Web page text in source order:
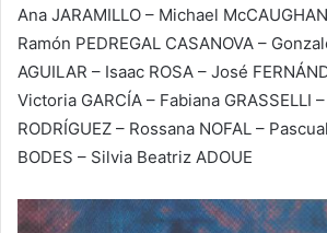
Ana JARAMILLO – Michael
Ramón PEDREGAL CASANOVA –
AGUILAR – Isaac ROSA – José
Victoria GARCÍA – Fabiana GRASSELLI
RODRÍGUEZ – Rossana NOFAL –
BODES – Silvia Beatriz ADOUE